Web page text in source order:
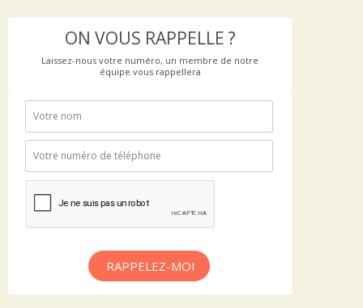
ON VOUS RAPPELLE ?
Laissez-nous votre numéro, un membre de notre
équipe vous rappellera
RAPPELEZ-MOI